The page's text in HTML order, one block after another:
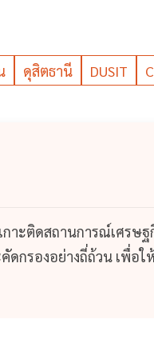
ดุสิตธานี DUSIT
าะติดสถานการณ์เศรษฐ
กรองอย่างถี่ถ้วน เพื่อ